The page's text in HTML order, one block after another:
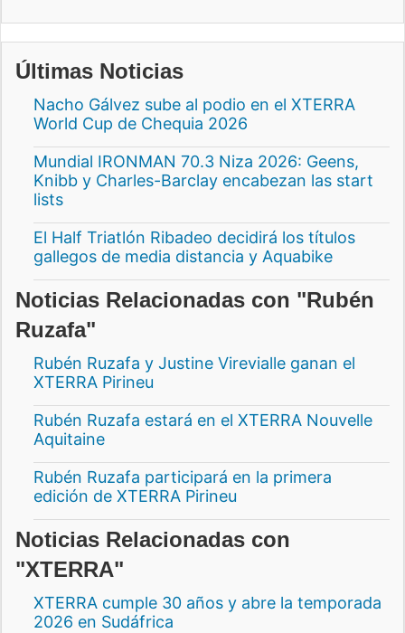
Últimas Noticias
Nacho Gálvez sube al podio en el XTERRA
World Cup de Chequia 2026
Mundial IRONMAN 70.3 Niza 2026: Geens,
Knibb y Charles-Barclay encabezan las start
lists
El Half Triatlón Ribadeo decidirá los títulos
gallegos de media distancia y Aquabike
Noticias Relacionadas con "Rubén
Ruzafa"
Rubén Ruzafa y Justine Virevialle ganan el
XTERRA Pirineu
Rubén Ruzafa estará en el XTERRA Nouvelle
Aquitaine
Rubén Ruzafa participará en la primera
edición de XTERRA Pirineu
Noticias Relacionadas con
"XTERRA"
XTERRA cumple 30 años y abre la temporada
2026 en Sudáfrica